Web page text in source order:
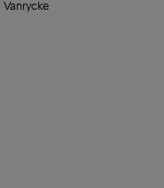
Vanrycke